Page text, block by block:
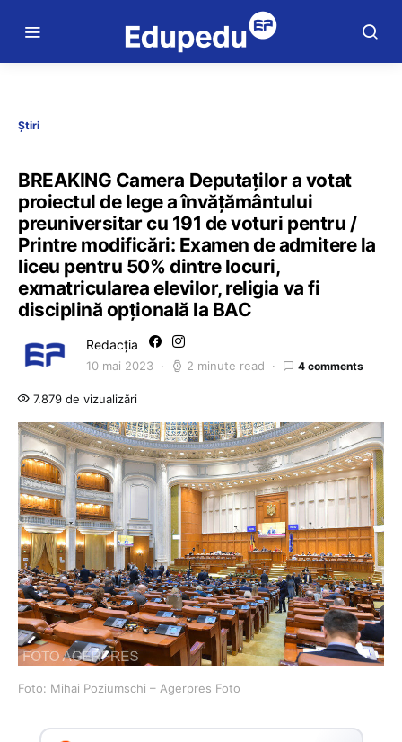
Știri
BREAKING Camera Deputaților a votat
proiectul de lege a învățământului
preuniversitar cu 191 de voturi pentru /
Printre modificări: Examen de admitere la
liceu pentru 50% dintre locuri,
exmatricularea elevilor, religia va fi
disciplină opțională la BAC
Redacția
10 mai 2023 2 minute read 4 comments
7.879 de vizualizări
Foto: Mihai Poziumschi – Agerpres Foto